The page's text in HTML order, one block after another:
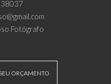
Fotógrafo
ORÇAMENTO